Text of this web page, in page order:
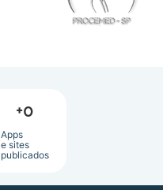
Apps
e sites
publicados
+0